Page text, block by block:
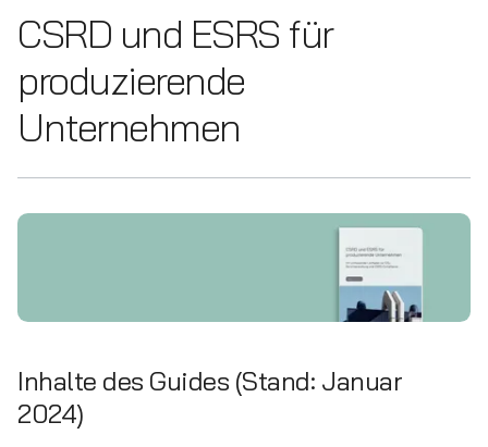
CSRD und ESRS für
produzierende
Unternehmen
Inhalte des Guides (Stand: Januar
2024)